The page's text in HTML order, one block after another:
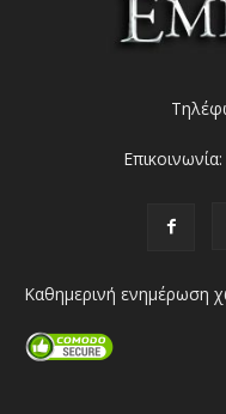
Επικοινωνία:
Καθημερινή ενημέρωση